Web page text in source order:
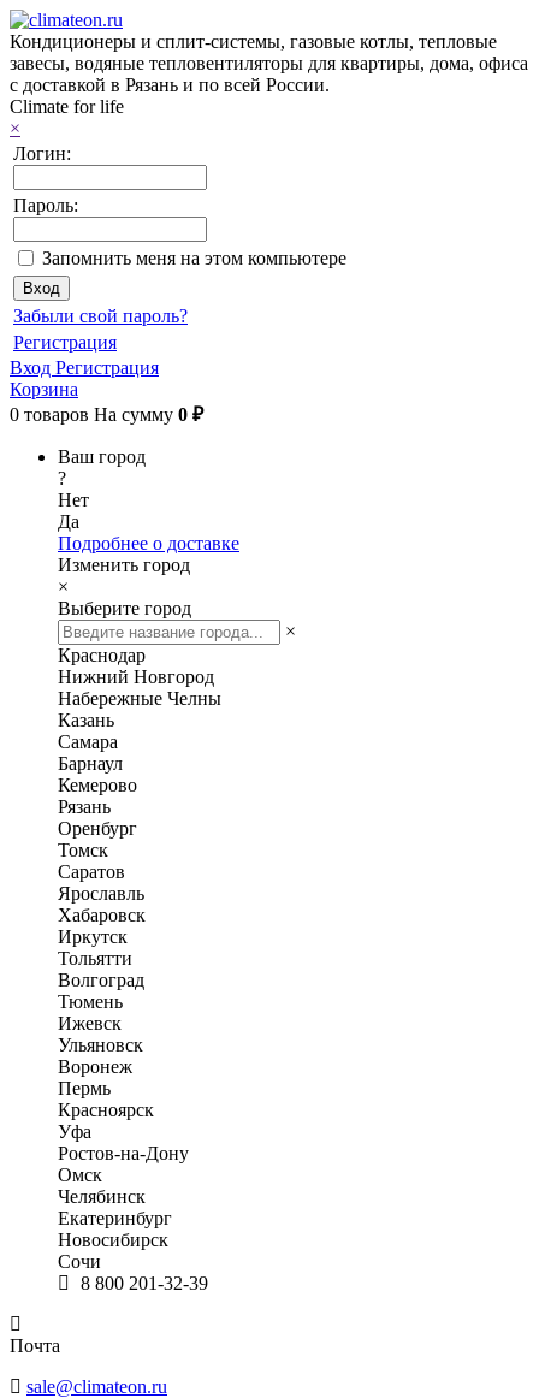
Кондиционеры и сплит-системы, газовые котлы, тепловые
завесы, водяные тепловентиляторы для квартиры, дома, офиса
с доставкой в Рязань и по всей России.
Climate for life
×
Логин:
Пароль:
Запомнить меня на этом компьютере
Забыли свой пароль?
Регистрация
Вход Регистрация
Корзина
0 товаров На сумму 0 ₽
Ваш город
?
Нет
Да
Подробнее о доставке
Изменить город
×
Выберите город
×
Краснодар
Нижний Новгород
Набережные Челны
Казань
Самара
Барнаул
Кемерово
Рязань
Оренбург
Томск
Саратов
Ярославль
Хабаровск
Иркутск
Тольятти
Волгоград
Тюмень
Ижевск
Ульяновск
Воронеж
Пермь
Красноярск
Уфа
Ростов-на-Дону
Омск
Челябинск
Екатеринбург
Новосибирск
Сочи
8 800 201-32-39
Почта
sale@climateon.ru